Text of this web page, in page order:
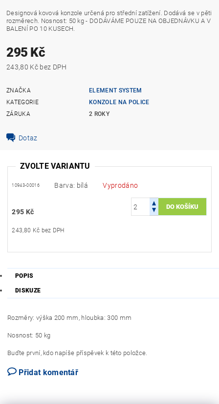
Designová kovová konzole určená pro střední zatížení. Dodává se v pěti
rozměrech. Nosnost: 50 kg - DODÁVÁME POUZE NA OBJEDNÁVKU A V
BALENÍ PO 10 KUSECH.
295 Kč
243,80 Kč bez DPH
ZNAČKA
ELEMENT SYSTEM
KATEGORIE
KONZOLE NA POLICE
ZÁRUKA
2 ROKY
Dotaz
ZVOLTE VARIANTU
10943-00016 Barva: bílá Vyprodáno
295 Kč
243,80 Kč bez DPH
POPIS
DISKUZE
Rozměry: výška 200 mm, hloubka: 300 mm
Nosnost: 50 kg
Buďte první, kdo napíše příspěvek k této položce.
Přidat komentář